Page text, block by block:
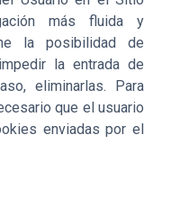
más fluida y
la posibilidad de
la entrada de
eliminarlas. Para
que el usuario
enviadas por el